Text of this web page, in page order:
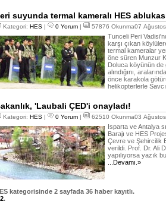
suyunda termal kameralı HES
Kategori: HES | 0 Yorum | 57876 Okunma07
Tunceli Peri
karşı çıkan
termal kameralar
öne süren Munzur
Doluca köyünün de
alındığını,
önce karakola
helikopterlerle
'Laubali ÇED'i onayladı!
Kategori: HES | 0 Yorum | 62510 Okunma03
Isparta ve Antalya
Barajı ve HES
Çevre ve Şehircilik
verildi. Prof. Dr. Ali
yapılıyorsa yazık
...Devamı.»
kategorisinde 2 sayfada 36 haber kayıtlı.
2.